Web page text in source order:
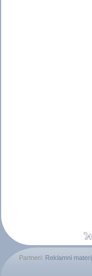
Partneri: Reklamni